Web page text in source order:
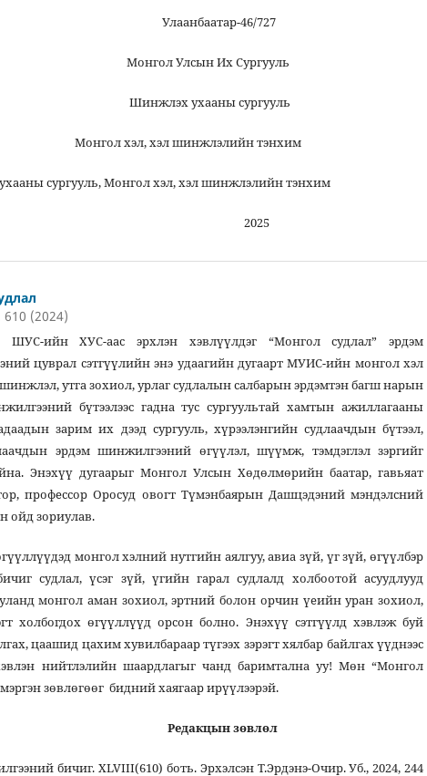
46/727
Их Сургууль
сургууль
тэнхим
Монгол хэл, хэл шинжлэлийн тэнхим
610 (2024)
ийн ХУС-аас эрхлэн хэвлүүлдэг “Монгол судлал” эрдэм
цуврал сэтгүүлийн энэ удаагийн дугаарт МУИС-ийн монгол хэл
утга зохиол, урлаг судлалын салбарын эрдэмтэн багш нарын
бүтээлээс гадна тус сургуультай хамтын ажиллагааны
зарим их дээд сургууль, хүрээлэнгийн судлаачдын бүтээл,
эрдэм шинжилгээний өгүүлэл, шүүмж, тэмдэглэл зэргийг
Энэхүү дугаарыг Монгол Улсын Хөдөлмөрийн баатар, гавьяат
профессор Оросуд овогт Түмэнбаярын Дашцэдэний мэндэлсний
ойд зориулав.
монгол хэлний нутгийн аялгуу, авиа зүй, үг зүй, өгүүлбэр
судлал, үсэг зүй, үгийн гарал судлалд холбоотой асуудлууд
монгол аман зохиол, эртний болон орчин үеийн уран зохиол,
холбогдох өгүүллүүд орсон болно. Энэхүү сэтгүүлд хэвлэж буй
цаашид цахим хувилбараар түгээх зэрэгт хялбар байлгах үүднээс
нийтлэлийн шаардлагыг чанд баримтална уу! Мөн “Монгол
зөвлөгөөг бидний хаягаар ирүүлээрэй.
зөвлөл
бичиг. ХLVIII(610) боть. Эрхэлсэн Т.Эрдэнэ-Очир. Уб., 2024, 244